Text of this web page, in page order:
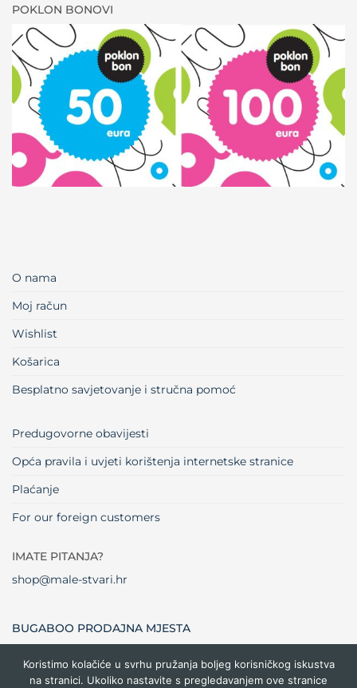
POKLON BONOVI
O nama
Moj račun
Wishlist
Košarica
Besplatno savjetovanje i stručna pomoć
Predugovorne obavijesti
Opća pravila i uvjeti korištenja internetske stranice
Plaćanje
For our foreign customers
IMATE PITANJA?
shop@male-stvari.hr
BUGABOO PRODAJNA MJESTA
Visa MasterCardMaestro Dinners Credit Cash
Koristimo kolačiće u svrhu pružanja boljeg korisničkog iskustva
na stranici. Ukoliko nastavite s pregledavanjem ove stranice